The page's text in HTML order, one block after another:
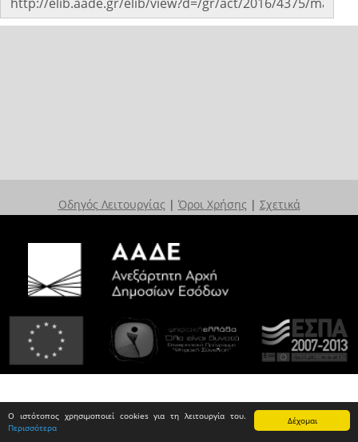
Δέχομαι
Ο ιστότοπος χρησιμοποιεί cookies για τη λειτουργία του.
Περισσότερα
Οδηγός Λειτουργίας | Όροι Χρήσης | Σχετικά